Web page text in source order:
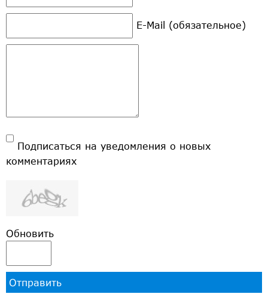
E-Mail (обязательное)
Подписаться на уведомления о новых
комментариях
Обновить
Отправить